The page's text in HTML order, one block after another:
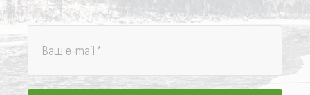
Ваш e-mail *